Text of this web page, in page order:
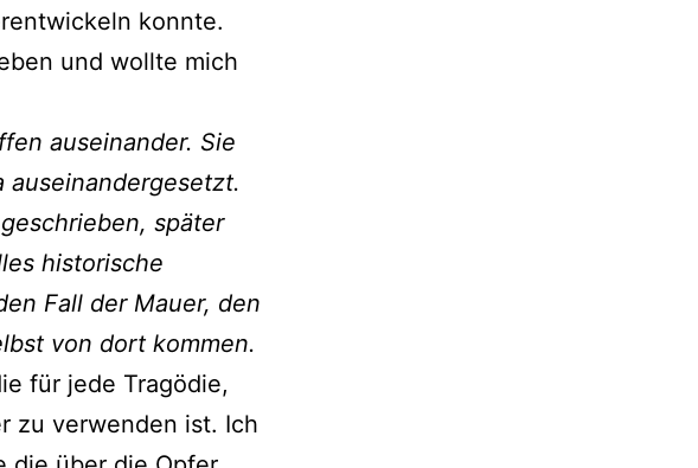
konnte.
und wollte mich
auseinander. Sie
auseinandergesetzt.
später
historische
Fall der Mauer, den
von dort kommen.
für jede Tragödie,
zu verwenden ist. Ich